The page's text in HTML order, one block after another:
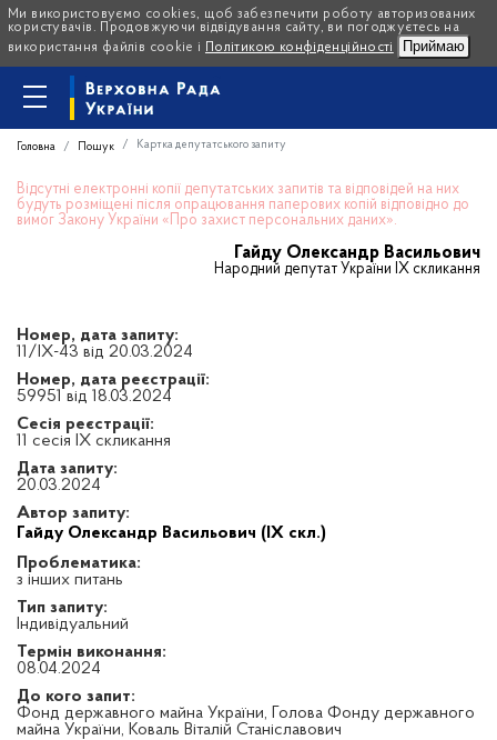
Ми використовуємо cookies, щоб забезпечити роботу авторизованих
користувачів. Продовжуючи відвідування сайту, ви погоджуєтесь на
використання файлів cookie і
Політикою конфіденційності Приймаю
Головна Пошук Картка депутатського запиту
Відсутні електронні копії депутатських запитів та відповідей на них
будуть розміщені після опрацювання паперових копій відповідно до
вимог Закону України «Про захист персональних даних».
Гайду Олександр Васильович
Народний депутат України IX скликання
Номер, дата запиту:
11/IX-43 від 20.03.2024
Номер, дата реєстрації:
59951 від 18.03.2024
Сесія реєстрації:
11 сесія IX скликання
Дата запиту:
20.03.2024
Автор запиту:
Гайду Олександр Васильович (IX скл.)
Проблематика:
з інших питань
Тип запиту:
Індивідуальний
Термін виконання:
08.04.2024
До кого запит:
Фонд державного майна України, Голова Фонду державного
майна України, Коваль Віталій Станіславович